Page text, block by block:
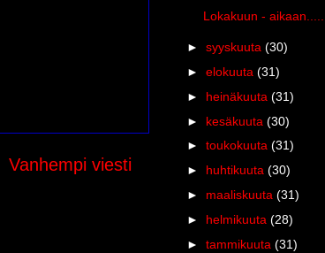
Vanhempi viesti
Lokakuun - aikaan.....
►syyskuuta(30)
►elokuuta(31)
► heinäkuuta(31)
► kesäkuuta(30)
►toukokuuta(31)
► huhtikuuta(30)
► maaliskuuta(31)
► helmikuuta(28)
►tammikuuta(31)